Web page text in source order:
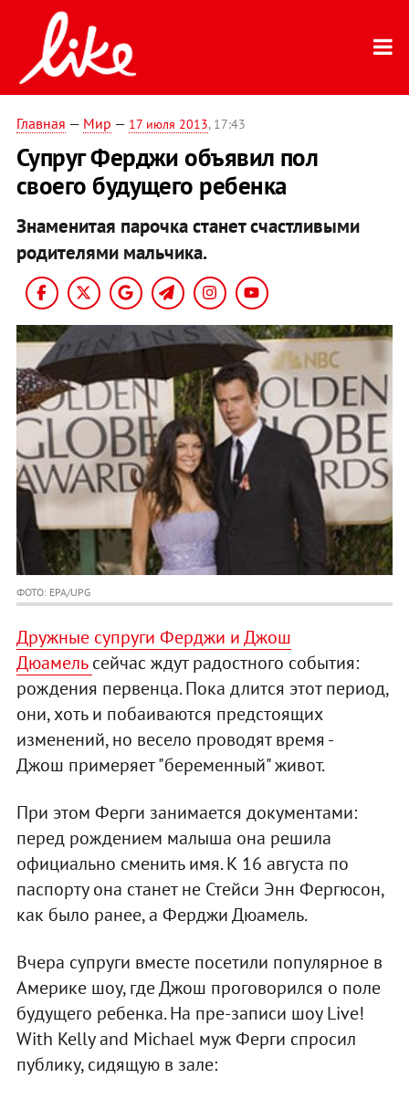
Главная — Мир — 17 июля 2013, 17:43
Супруг Ферджи объявил пол
своего будущего ребенка
Знаменитая парочка станет счастливыми
родителями мальчика.
ФОТО: EPA/UPG
Дружные супруги Ферджи и Джош
Дюамельсейчас ждут радостного события:
рождения первенца. Пока длится этот период,
они, хоть и побаиваются предстоящих
изменений, но весело проводят время -
Джош примеряет "беременный" живот.
При этом Ферги занимается документами:
перед рождением малыша она решила
официально сменить имя. К 16 августа по
паспорту она станет не Стейси Энн Фергюсон,
как было ранее, а Ферджи Дюамель.
Вчера супруги вместе посетили популярное в
Америке шоу, где Джош проговорился о поле
будущего ребенка. На пре-записи шоу Live!
With Kelly and Michael муж Ферги спросил
публику, сидящую в зале: